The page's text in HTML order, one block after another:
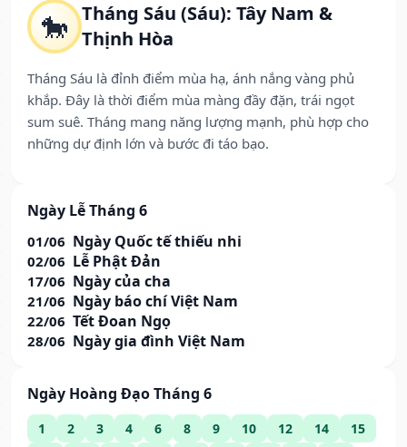
🐎 Tháng Sáu (Sáu): Tây Nam &
Thịnh Hòa
Tháng Sáu là đỉnh điểm mùa hạ, ánh nắng vàng phủ
khắp. Đây là thời điểm mùa màng đầy đặn, trái ngọt
sum suê. Tháng mang năng lượng mạnh, phù hợp cho
những dự định lớn và bước đi táo bạo.
Ngày Lễ Tháng 6
01/06 Ngày Quốc tế thiếu nhi
02/06 Lễ Phật Đản
17/06 Ngày của cha
21/06 Ngày báo chí Việt Nam
22/06 Tết Đoan Ngọ
28/06 Ngày gia đình Việt Nam
Ngày Hoàng Đạo Tháng 6
1 2 3 4 6 8 9 10 12 14
15